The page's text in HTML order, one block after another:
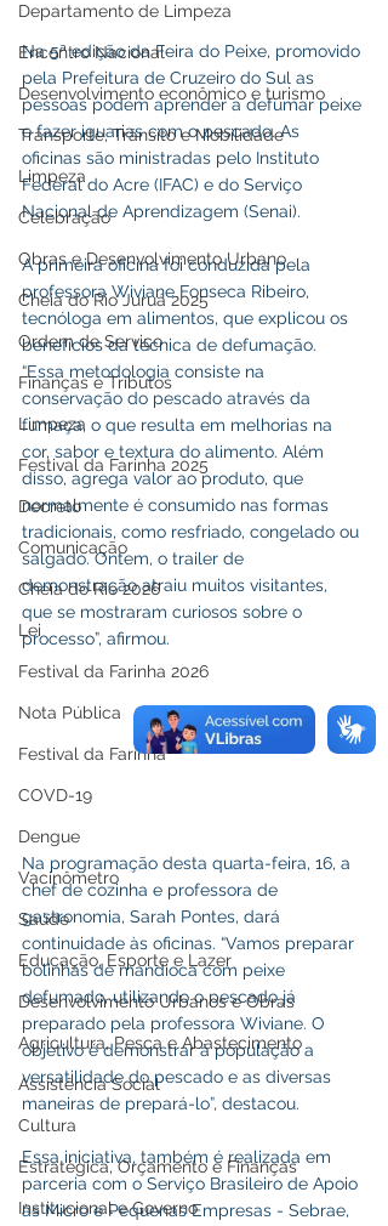
Departamento de Limpeza
Encontro Nacional
Desenvolvimento econômico e turismo
Transporte, Trânsito e Mobilidade
Limpeza
Celebração
Obras e Desenvolvimento Urbano
Cheia do Rio Juruá 2025
Ordem de Serviço
Finanças e Tributos
Limpeza
Festival da Farinha 2025
Decreto
Comunicação
Cheia do Rio 2026
Lei
Festival da Farinha 2026
Nota Pública
Festival da Farinha
COVD-19
Dengue
Vacinômetro
Saúde
Educação, Esporte e Lazer
Desenvolvimento Urbanos e Obras
Agricultura, Pesca e Abastecimento
Assistência Social
Cultura
Estratégica, Orçamento e Finanças
Institucional e Governo
Na 5ª edição da Feira do Peixe, promovido
pela Prefeitura de Cruzeiro do Sul as
pessoas podem aprender a defumar peixe
e fazer iguarias com o pescado. As
oficinas são ministradas pelo Instituto
Federal do Acre (IFAC) e do Serviço
Nacional de Aprendizagem (Senai).
A primeira oficina foi conduzida pela
professora Wiviane Fonseca Ribeiro,
tecnóloga em alimentos, que explicou os
benefícios da técnica de defumação.
“Essa metodologia consiste na
conservação do pescado através da
fumaça, o que resulta em melhorias na
cor, sabor e textura do alimento. Além
disso, agrega valor ao produto, que
normalmente é consumido nas formas
tradicionais, como resfriado, congelado ou
salgado. Ontem, o trailer de
demonstração atraiu muitos visitantes,
que se mostraram curiosos sobre o
processo”, afirmou.
Na programação desta quarta-feira, 16, a
chef de cozinha e professora de
gastronomia, Sarah Pontes, dará
continuidade às oficinas. “Vamos preparar
bolinhas de mandioca com peixe
defumado, utilizando o pescado já
preparado pela professora Wiviane. O
objetivo é demonstrar à população a
versatilidade do pescado e as diversas
maneiras de prepará-lo”, destacou.
Essa iniciativa, também é realizada em
parceria com o Serviço Brasileiro de Apoio
às Micro e Pequenas Empresas - Sebrae,